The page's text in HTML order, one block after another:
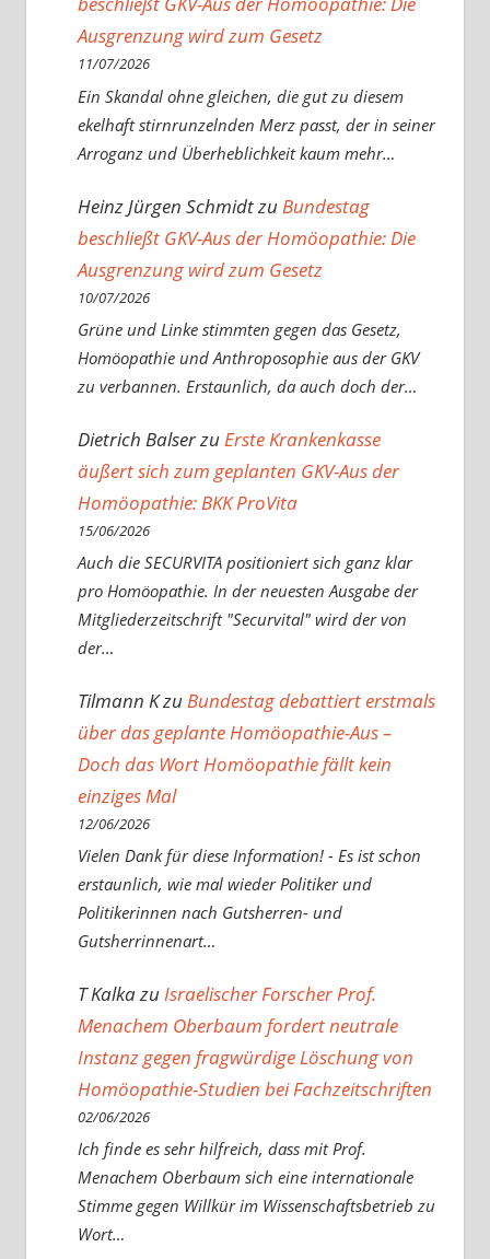
Ausgrenzung wird zum Gesetz
11/07/2026
Ein Skandal ohne gleichen, die gut zu diesem
ekelhaft stirnrunzelnden Merz passt, der in seiner
Arroganz und Überheblichkeit kaum mehr…
Heinz Jürgen Schmidtzu Bundestag
beschließt GKV-Aus der Homöopathie: Die
Ausgrenzung wird zum Gesetz
10/07/2026
Grüne und Linke stimmten gegen das Gesetz,
Homöopathie und Anthroposophie aus der GKV
zu verbannen. Erstaunlich, da auch doch der…
Dietrich BalserzuErste Krankenkasse
äußert sich zum geplanten GKV-Aus der
Homöopathie: BKK ProVita
15/06/2026
Auch die SECURVITA positioniert sich ganz klar
pro Homöopathie. In der neuesten Ausgabe der
Mitgliederzeitschrift "Securvital" wird der von
der…
Tilmann KzuBundestag debattiert erstmals
über das geplante Homöopathie-Aus –
Doch das Wort Homöopathie fällt kein
einziges Mal
12/06/2026
Vielen Dank für diese Information! - Es ist schon
erstaunlich, wie mal wieder Politiker und
Politikerinnen nach Gutsherren- und
Gutsherrinnenart…
T KalkazuIsraelischer Forscher Prof.
Menachem Oberbaum fordert neutrale
Instanz gegen fragwürdige Löschung von
Homöopathie-Studien bei Fachzeitschriften
02/06/2026
Ich finde es sehr hilfreich, dass mit Prof.
Menachem Oberbaum sich eine internationale
Stimme gegen Willkür im Wissenschaftsbetrieb zu
Wort…